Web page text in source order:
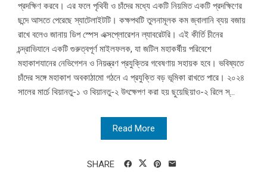
প্রদক্ষিণ করবে। এর ফলে পৃথিবী ও চাঁদের মধ্যে একটি নিয়মিত একটি প্রদক্ষিণের
ছন্দে আসতে পেরেছে স্যাটেলাইটটি। কক্ষপথটি তুলনামূলক কম জ্বালানি ব্যয় বজায়
রাখে বলেও জানায় ডিপ স্পেস এক্সপ্লোরেশন ল্যাবরেটরি। এই কীর্তি চীনের
চন্দ্রাভিযানে একটি গুরুত্বপূর্ণ মাইলফলক, যা জটিল মহাকর্ষীয় পরিবেশে
মহাকাশযানের নেভিগেশন ও নিয়ন্ত্রণ প্রযুক্তির গবেষণায় সহায়ক হবে। ভবিষ্যতে
চাঁদের সঙ্গে মহাকাশ অবকাঠামো গঠনে এ প্রযুক্তি বড় ভূমিকা রাখতে পারে। ২০২৪
সালের মার্চে থিয়ানতু-১ ও থিয়ানতু-২ উৎক্ষেপণ করা হয় ছুয়েছিয়াও-২ রিলে স্...
Read More
SHARE